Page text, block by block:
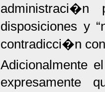
administraci�n
disposiciones y
contradicci�n
Adicionalmente
expresamente